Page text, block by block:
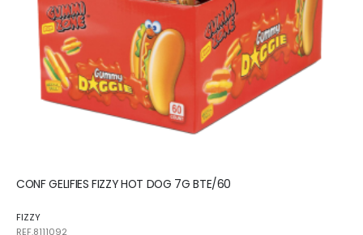
CONF GELIFIES FIZZY HOT DOG 7G BTE/60
FIZZY
REF.8111092